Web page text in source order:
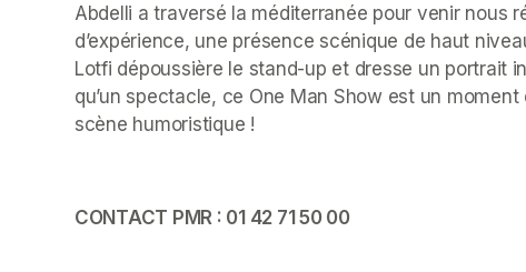
Abdelli a traversé la méditerranée pour venir nous
d’expérience, une présence scénique de haut
Lotfi dépoussière le stand-up et dresse un portrait
qu’un spectacle, ce One Man Show est un
scène humoristique !
CONTACT PMR : 01 42 71 50 00